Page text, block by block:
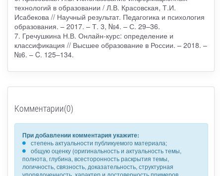
технологий в образовании / Л.В. Красовская, Т.И.
Исабекова // Научный результат. Педагогика и психология
образования. – 2017. – Т. 3, №4. – С. 29–36.
7. Гречушкина Н.В. Онлайн-курс: определение и
классификация // Высшее образование в России. – 2018. –
№6. – C. 125–134.
Комментарии(0)
При добавлении комментария укажите:
степень актуальности публикуемого материала;
общую оценку (оригинальность и актуальность темы,
полнота, глубина, всесторонность раскрытия темы,
логичность, связность, доказательность, структурная